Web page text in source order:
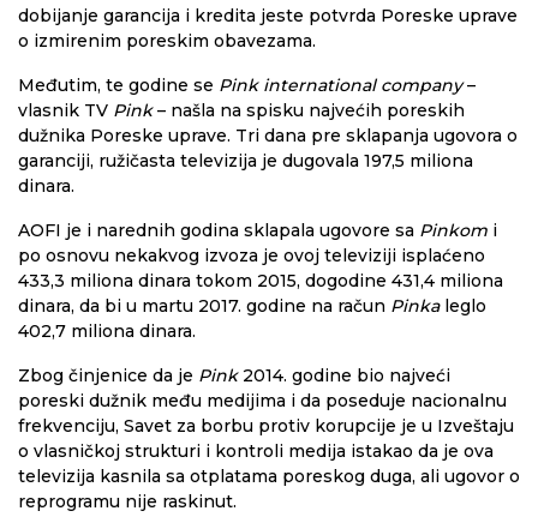
dobijanje garancija i kredita jeste potvrda Poreske uprave
o izmirenim poreskim obavezama.
Međutim, te godine se Pink international company–
vlasnik TV Pink– našla na spisku najvećih poreskih
dužnika Poreske uprave. Tri dana pre sklapanja ugovora o
garanciji, ružičasta televizija je dugovala 197,5 miliona
dinara.
AOFI je i narednih godina sklapala ugovore sa Pinkom i
po osnovu nekakvog izvoza je ovoj televiziji isplaćeno
433,3 miliona dinara tokom 2015, dogodine 431,4 miliona
dinara, da bi u martu 2017. godine na račun Pinkaleglo
402,7 miliona dinara.
Zbog činjenice da je Pink2014. godine bio najveći
poreski dužnik među medijima i da poseduje nacionalnu
frekvenciju, Savet za borbu protiv korupcije je u Izveštaju
o vlasničkoj strukturi i kontroli medija istakao da je ova
televizija kasnila sa otplatama poreskog duga, ali ugovor o
reprogramu nije raskinut.